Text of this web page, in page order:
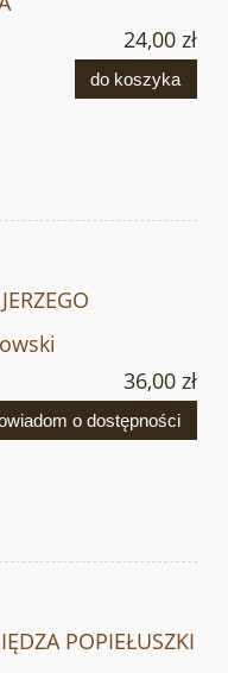
24,00 zł
do koszyka
36,00 zł
o dostępności
POPIEŁUSZKI